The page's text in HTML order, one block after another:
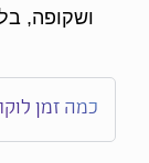
ושקופה,
כמה זמן